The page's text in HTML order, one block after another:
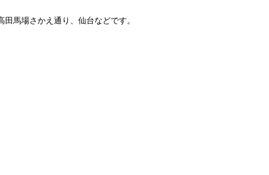
馬場さかえ通り、仙台などです。